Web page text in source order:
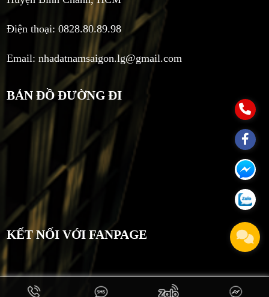
Điện thoại: 0828.80.89.98
Email: nhadatnamsaigon.lg@gmail.com
BẢN ĐỒ ĐƯỜNG ĐI
KẾT NỐI VỚI FANPAGE